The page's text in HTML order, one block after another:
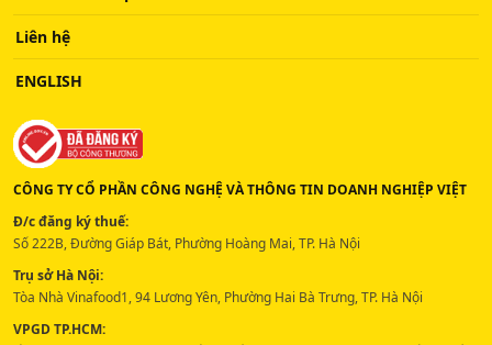
Liên hệ
ENGLISH
CÔNG TY CỔ PHẦN CÔNG NGHỆ VÀ THÔNG TIN DOANH NGHIỆP VIỆT
Đ/c đăng ký thuế:
Số 222B, Đường Giáp Bát, Phường Hoàng Mai, TP. Hà Nội
Trụ sở Hà Nội:
Tòa Nhà Vinafood1, 94 Lương Yên, Phường Hai Bà Trưng, TP. Hà Nội
VPGD TP.HCM: